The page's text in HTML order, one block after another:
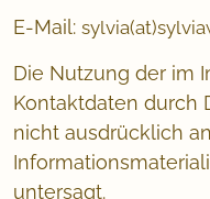
E-Mail:
Die Nutzung der im
Kontaktdaten durch
nicht ausdrücklich
untersagt.